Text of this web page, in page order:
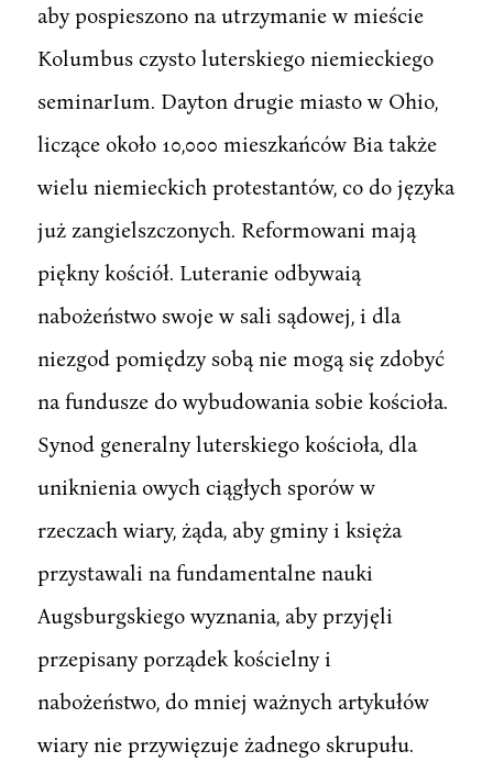
aby pospieszono na utrzymanie w mieście
Kolumbus czysto luterskiego niemieckiego
seminarIum. Dayton drugie miasto w Ohio,
liczące około 10,000 mieszkańców Bia także
wielu niemieckich protestantów, co do języka
już zangielszczonych. Reformowani mają
piękny kościół. Luteranie odbywaią
nabożeństwo swoje w sali sądowej, i dla
niezgod pomiędzy sobą nie mogą się zdobyć
na fundusze do wybudowania sobie kościoła.
Synod generalny luterskiego kościoła, dla
uniknienia owych ciągłych sporów w
rzeczach wiary, żąda, aby gminy i księża
przystawali na fundamentalne nauki
Augsburgskiego wyznania, aby przyjęli
przepisany porządek kościelny i
nabożeństwo, do mniej ważnych artykułów
wiary nie przywięzuje żadnego skrupułu.